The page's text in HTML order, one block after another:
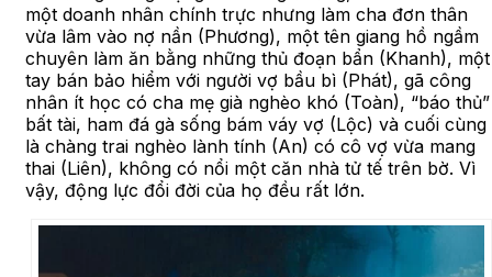
một doanh nhân chính trực nhưng làm cha đơn thân
vừa lâm vào nợ nần (Phương), một tên giang hồ ngầm
chuyên làm ăn bằng những thủ đoạn bẩn (Khanh), một
tay bán bảo hiểm với người vợ bầu bì (Phát), gã công
nhân ít học có cha mẹ già nghèo khó (Toàn), “báo thủ”
bất tài, ham đá gà sống bám váy vợ (Lộc) và cuối cùng
là chàng trai nghèo lành tính (An) có cô vợ vừa mang
thai (Liên), không có nổi một căn nhà tử tế trên bờ. Vì
vậy, động lực đổi đời của họ đều rất lớn.